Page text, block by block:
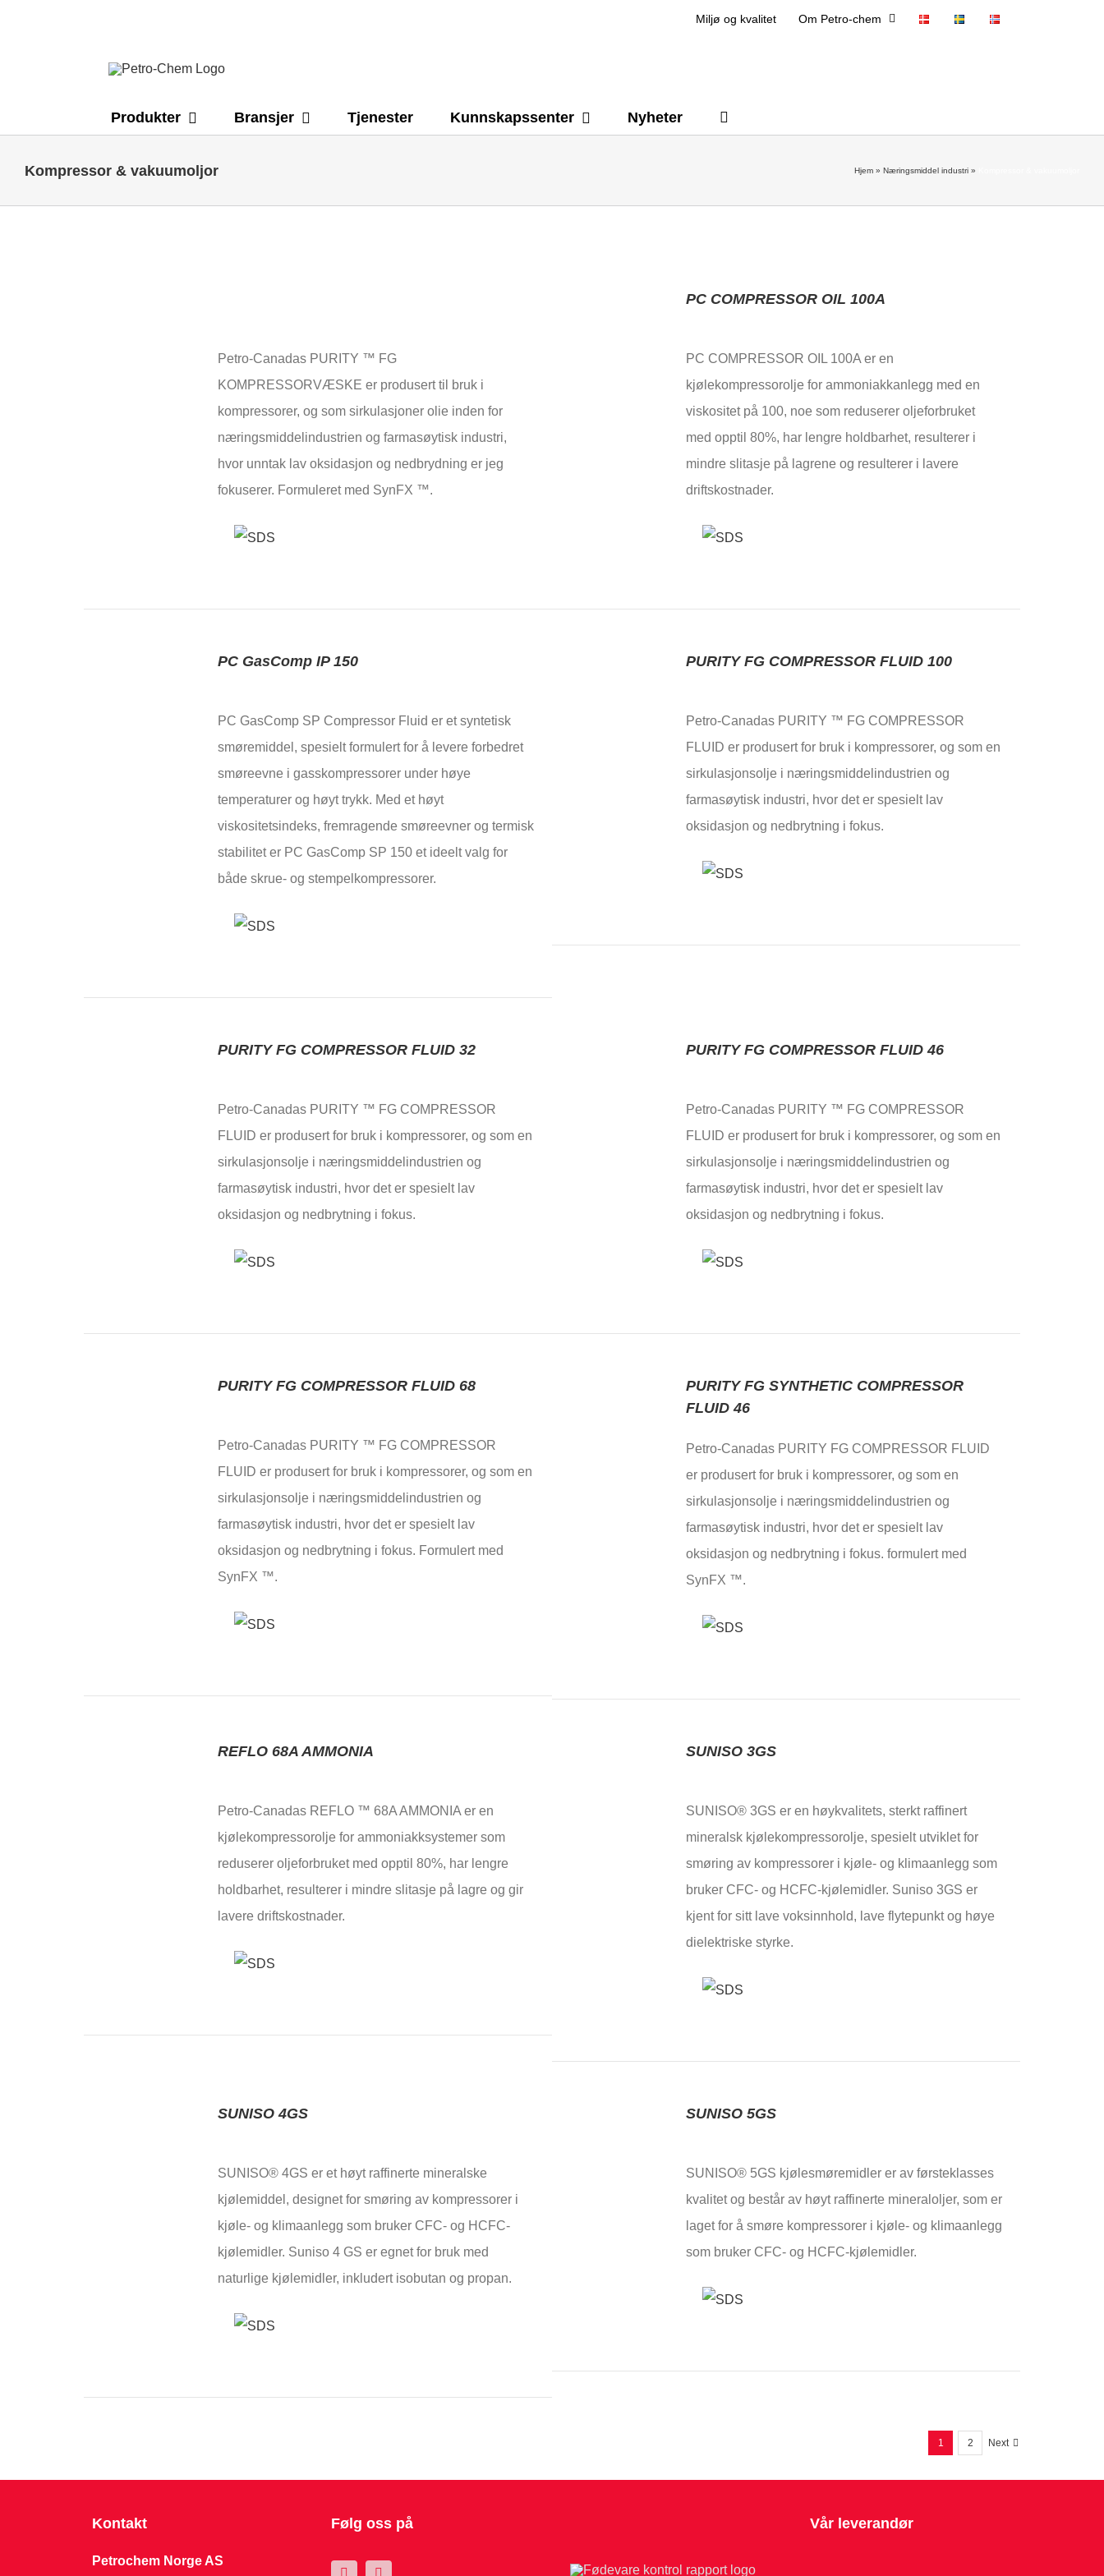
Miljø og kvalitet Om Petro-chem
Produkter Bransjer Tjenester Kunnskapssenter Nyheter
Kompressor & vakuumoljor Hjem » Næringsmiddel industri »
Petro-Canadas PURITY ™ FG
KOMPRESSORVÆSKE er produsert til bruk i
kompressorer, og som sirkulasjoner olie inden for
næringsmiddelindustrien og farmasøytisk industri,
hvor unntak lav oksidasjon og nedbrydning er jeg
fokuserer. Formuleret med SynFX ™.
PC COMPRESSOR OIL 100A
PC COMPRESSOR OIL 100A er en
kjølekompressorolje for ammoniakkanlegg med en
viskositet på 100, noe som reduserer oljeforbruket
med opptil 80%, har lengre holdbarhet, resulterer i
mindre slitasje på lagrene og resulterer i lavere
driftskostnader.
PC GasComp IP 150
PC GasComp SP Compressor Fluid er et syntetisk
smøremiddel, spesielt formulert for å levere forbedret
smøreevne i gasskompressorer under høye
temperaturer og høyt trykk. Med et høyt
viskositetsindeks, fremragende smøreevner og termisk
stabilitet er PC GasComp SP 150 et ideelt valg for
både skrue- og stempelkompressorer.
PURITY FG COMPRESSOR FLUID 100
Petro-Canadas PURITY ™ FG COMPRESSOR
FLUID er produsert for bruk i kompressorer, og som en
sirkulasjonsolje i næringsmiddelindustrien og
farmasøytisk industri, hvor det er spesielt lav
oksidasjon og nedbrytning i fokus.
PURITY FG COMPRESSOR FLUID 32
Petro-Canadas PURITY ™ FG COMPRESSOR
FLUID er produsert for bruk i kompressorer, og som en
sirkulasjonsolje i næringsmiddelindustrien og
farmasøytisk industri, hvor det er spesielt lav
oksidasjon og nedbrytning i fokus.
PURITY FG COMPRESSOR FLUID 46
Petro-Canadas PURITY ™ FG COMPRESSOR
FLUID er produsert for bruk i kompressorer, og som en
sirkulasjonsolje i næringsmiddelindustrien og
farmasøytisk industri, hvor det er spesielt lav
oksidasjon og nedbrytning i fokus.
PURITY FG COMPRESSOR FLUID 68
Petro-Canadas PURITY ™ FG COMPRESSOR
FLUID er produsert for bruk i kompressorer, og som en
sirkulasjonsolje i næringsmiddelindustrien og
farmasøytisk industri, hvor det er spesielt lav
oksidasjon og nedbrytning i fokus. Formulert med
SynFX ™.
PURITY FG SYNTHETIC COMPRESSOR
FLUID 46
Petro-Canadas PURITY FG COMPRESSOR FLUID
er produsert for bruk i kompressorer, og som en
sirkulasjonsolje i næringsmiddelindustrien og
farmasøytisk industri, hvor det er spesielt lav
oksidasjon og nedbrytning i fokus. formulert med
SynFX ™.
REFLO 68A AMMONIA
Petro-Canadas REFLO ™ 68A AMMONIA er en
kjølekompressorolje for ammoniakksystemer som
reduserer oljeforbruket med opptil 80%, har lengre
holdbarhet, resulterer i mindre slitasje på lagre og gir
lavere driftskostnader.
SUNISO 3GS
SUNISO® 3GS er en høykvalitets, sterkt raffinert
mineralsk kjølekompressorolje, spesielt utviklet for
smøring av kompressorer i kjøle- og klimaanlegg som
bruker CFC- og HCFC-kjølemidler. Suniso 3GS er
kjent for sitt lave voksinnhold, lave flytepunkt og høye
dielektriske styrke.
SUNISO 4GS
SUNISO® 4GS er et høyt raffinerte mineralske
kjølemiddel, designet for smøring av kompressorer i
kjøle- og klimaanlegg som bruker CFC- og HCFC-
kjølemidler. Suniso 4 GS er egnet for bruk med
naturlige kjølemidler, inkludert isobutan og propan.
SUNISO 5GS
SUNISO® 5GS kjølesmøremidler er av førsteklasses
kvalitet og består av høyt raffinerte mineraloljer, som er
laget for å smøre kompressorer i kjøle- og klimaanlegg
som bruker CFC- og HCFC-kjølemidler.
1 2 Next
Kontakt
Petrochem Norge AS
Følg oss på Vår leverandør